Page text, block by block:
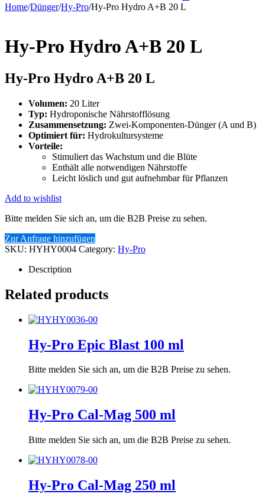
Home/Dünger/Hy-Pro/Hy-Pro Hydro A+B 20 L
Hy-Pro Hydro A+B 20 L
Hy-Pro Hydro A+B 20 L
Volumen: 20 Liter
Typ: Hydroponische Nährstofflösung
Zusammensetzung: Zwei-Komponenten-Dünger (A und B)
Optimiert für: Hydrokultursysteme
Vorteile:
Stimuliert das Wachstum und die Blüte
Enthält alle notwendigen Nährstoffe
Leicht löslich und gut aufnehmbar für Pflanzen
Add to wishlist
Bitte melden Sie sich an, um die B2B Preise zu sehen.
Zur Anfrage hinzufügen
SKU: HYHY0004 Category: Hy-Pro
Description
Related products
Hy-Pro Epic Blast 100 ml
Bitte melden Sie sich an, um die B2B Preise zu sehen.
Hy-Pro Cal-Mag 500 ml
Bitte melden Sie sich an, um die B2B Preise zu sehen.
Hy-Pro Cal-Mag 250 ml